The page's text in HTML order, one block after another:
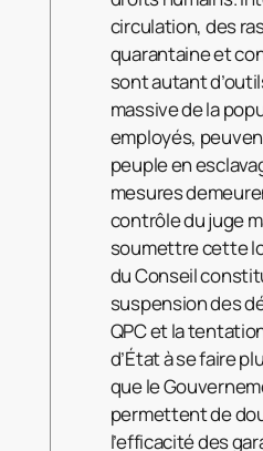
circulation, des
quarantaine et
sont autant
massive de la
employés,
peuple en
mesures
contrôle du juge
soumettre cette
du Conseil
suspension des
QPC et la
d’État à se faire
que le
permettent de
l’efficacité des